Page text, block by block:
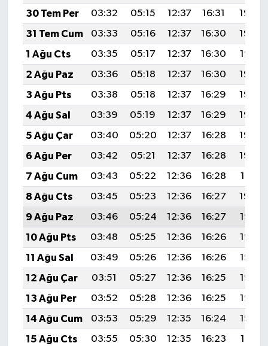
30 Tem Per
03:32 05:15 12:37 16:31
19:49
31 Tem Cum
03:33 05:16 12:37 16:30
19:48
1 Ağu Cts
03:35 05:17 12:37 16:30
19:47
2 Ağu Paz
03:36 05:18 12:37 16:30
19:46
3 Ağu Pts
03:38 05:18 12:37 16:29
19:45
4 Ağu Sal
03:39 05:19 12:37 16:29
19:44
5 Ağu Çar
03:40 05:20 12:37 16:28
19:43
6 Ağu Per
03:42 05:21 12:37 16:28
19:42
7 Ağu Cum
03:43 05:22 12:36 16:28
19:41
8 Ağu Cts
03:45 05:23 12:36 16:27
19:40
9 Ağu Paz
03:46 05:24 12:36 16:27
19:38
10 Ağu Pts
03:48 05:25 12:36 16:26
19:37
11 Ağu Sal
03:49 05:26 12:36 16:26
19:36
12 Ağu Çar
03:51 05:27 12:36 16:25
19:35
13 Ağu Per
03:52 05:28 12:36 16:25
19:33
14 Ağu Cum
03:53 05:29 12:35 16:24
19:32
15 Ağu Cts
03:55 05:30 12:35 16:23
19:31